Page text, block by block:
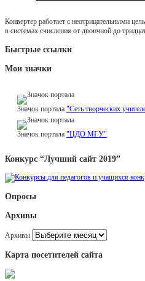
Конвертер работает с неотрицательными
в системах счисления от двоичной до
Быстрые ссылки
Мои значки
Значок портала "Сеть творческих
Значок портала "ЦДО МГУ"
Конкурс “Лучший сайт 2019”
Опросы
Архивы
Архивы
Карта посетителей сайта